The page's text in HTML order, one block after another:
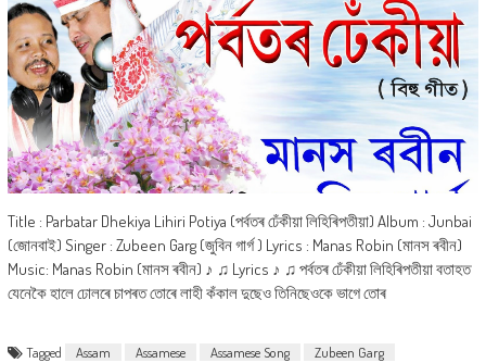
Title : Parbatar Dhekiya Lihiri Potiya (পৰ্বতৰ ঢেঁকীয়া লিহিৰিপতীয়া) Album : Junbai
(জোনবাই) Singer : Zubeen Garg (জুবিন গাৰ্গ ) Lyrics : Manas Robin (মানস ৰবীন)
Music: Manas Robin (মানস ৰবীন) ♪ ♫ Lyrics ♪ ♫ পৰ্বতৰ ঢেঁকীয়া লিহিৰিপতীয়া বতাহত
যেনেকৈ হালে ঢোলৰে চাপৰত তোৰে লাহী কঁকাল দুছেও তিনিছেওকে ভাগে তোৰ
Tagged Assam Assamese Assamese Song Zubeen Garg